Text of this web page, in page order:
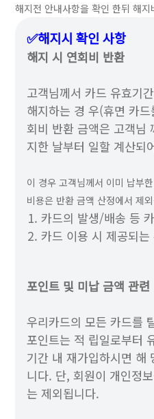
해지전 안내사항을 확인 한뒤 해
✅해지시 확인 사항
해지 시 연회비 반환
고객님께서 카드 유효기
해지하는 경 우(휴면 카
회비 반환 금액은 고객님
지한 날부터 일할 계산되
이 경우 고객님께서 이미 납부
비용은 반환 금액 산정에서 제
카드의 발생/배송 등
카드 이용 시 제공되
포인트 및 미납 금액 관련
우리카드의 모든 카드를
포인트는 적 립일로부터
기간 내 재가입하시면 해
니다. 단, 회원이 개인정
는 제외됩니다.